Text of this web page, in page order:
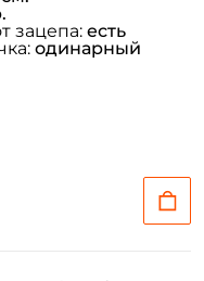
зацепа: есть
одинарный